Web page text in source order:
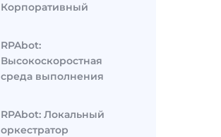
Корпоративный
RPAbot:
Высокоскоростная
среда выполнения
RPAbot: Локальный
оркестратор